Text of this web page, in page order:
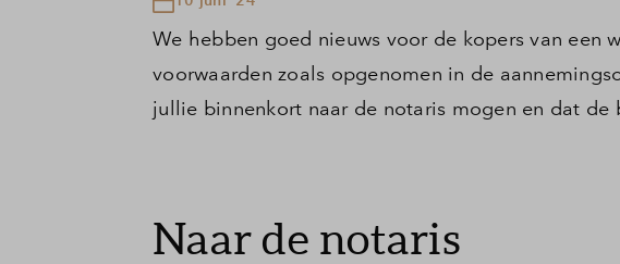
We hebben goed nieuws voor de kopers van een
voorwaarden zoals opgenomen in de
jullie binnenkort naar de notaris mogen en dat de
Naar de notaris